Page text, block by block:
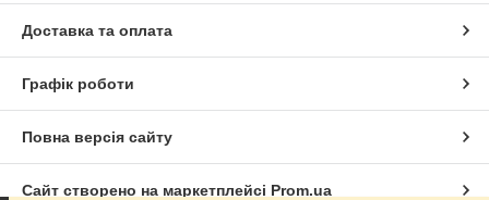
Доставка та оплата
Графік роботи
Повна версія сайту
Сайт створено на маркетплейсі Prom.ua